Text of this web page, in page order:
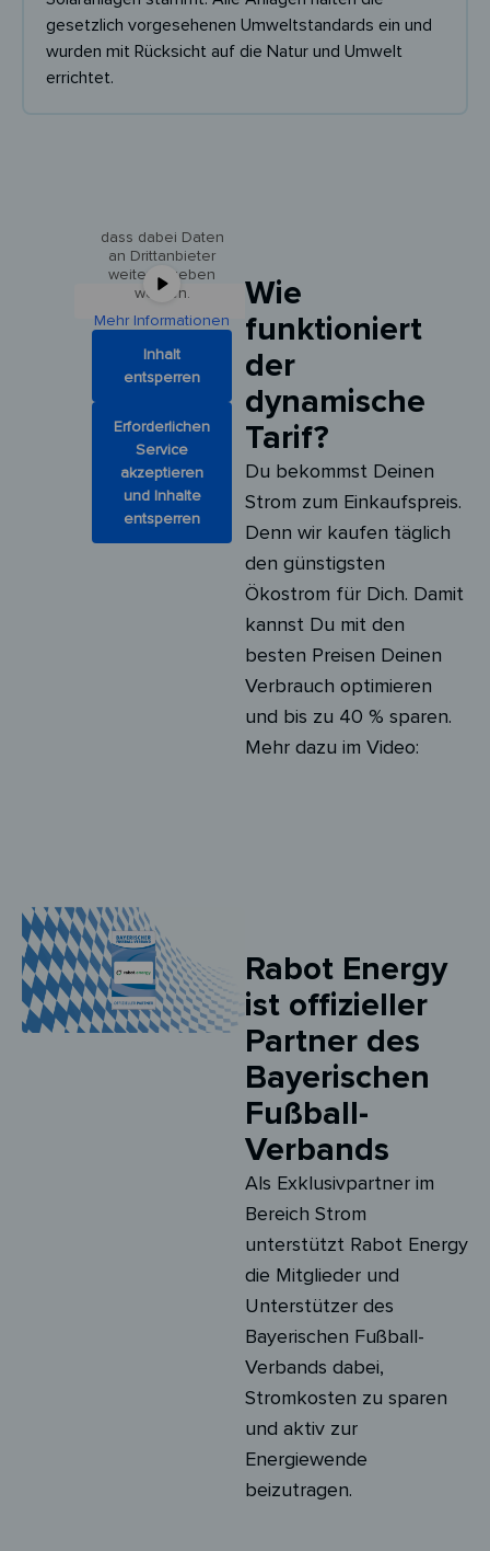
gesetzlich vorgesehenen Umweltstandards ein und
wurden mit Rücksicht auf die Natur und Umwelt
errichtet.
Wie
funktioniert
der
dynamische
Tarif?
Du bekommst Deinen
Strom zum Einkaufspreis.
Denn wir kaufen täglich
den günstigsten
Ökostrom für Dich. Damit
kannst Du mit den
besten Preisen Deinen
Verbrauch optimieren
und bis zu 40 % sparen.
Mehr dazu im Video:
Sie sehen gerade
dass dabei Daten
an Drittanbieter
weitergegeben
werden.
Mehr Informationen
Inhalt
entsperren
Erforderlichen
Service
akzeptieren
und Inhalte
entsperren
Rabot Energy
ist offizieller
Partner des
Bayerischen
Fußball-
Verbands
Als Exklusivpartner im
Bereich Strom
unterstützt Rabot Energy
die Mitglieder und
Unterstützer des
Bayerischen Fußball-
Verbands dabei,
Stromkosten zu sparen
und aktiv zur
Energiewende
beizutragen.